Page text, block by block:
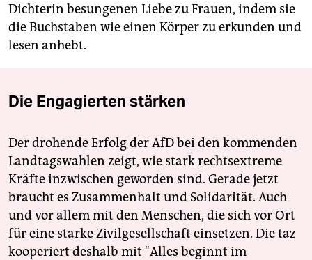
Dichterin besungenen Liebe zu Frauen, indem sie
die Buchstaben wie einen Körper zu erkunden und
lesen anhebt.
Die Engagierten stärken
Der drohende Erfolg der AfD bei den kommenden
Landtagswahlen zeigt, wie stark rechtsextreme
Kräfte inzwischen geworden sind. Gerade jetzt
braucht es Zusammenhalt und Solidarität. Auch
und vor allem mit den Menschen, die sich vor Ort
für eine starke Zivilgesellschaft einsetzen. Die taz
kooperiert deshalb mit "Alles beginnt im